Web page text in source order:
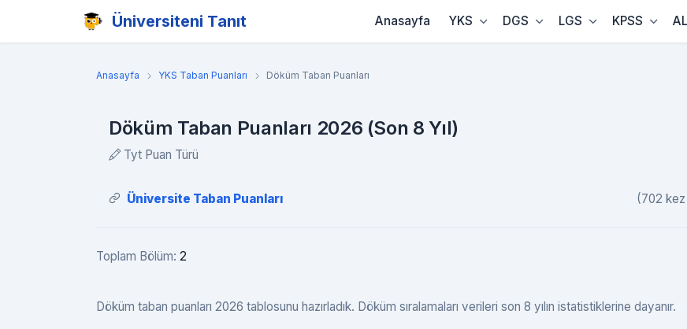
Üniversiteni Tanıt Anasayfa YKS DGS LGS KPSS
Anasayfa YKS Taban Puanları Döküm Taban Puanları
Döküm Taban Puanları 2026 (Son 8 Yıl)
Tyt Puan Türü
Üniversite Taban Puanları (702
Toplam Bölüm: 2
Döküm taban puanları 2026 tablosunu hazırladık. Döküm sıralamaları verileri son 8 yılın istatistiklerine dayanır.